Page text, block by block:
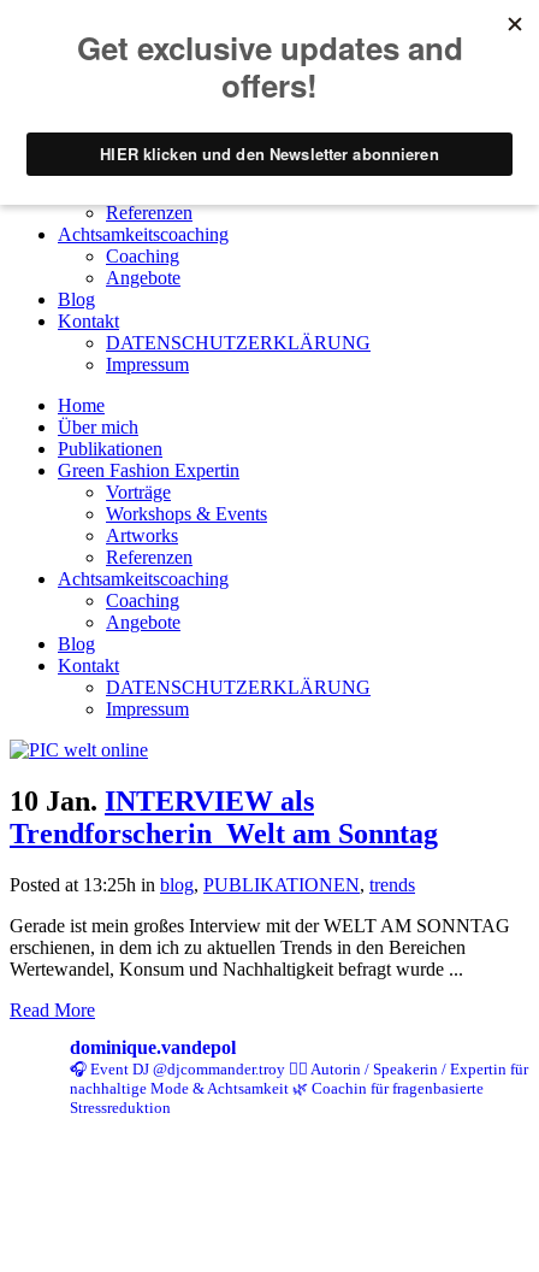
Home
Vorträge
Referenzen
Achtsamkeitscoaching
Coaching
Angebote
Blog
Kontakt
DATENSCHUTZERKLÄRUNG
Impressum
Home
Über mich
Publikationen
Green Fashion Expertin
Vorträge
Workshops & Events
Artworks
Referenzen
Achtsamkeitscoaching
Coaching
Angebote
Blog
Kontakt
DATENSCHUTZERKLÄRUNG
Impressum
10 Jan. INTERVIEW als
Trendforscherin_Welt am Sonntag
Posted at 13:25h in blog, PUBLIKATIONEN, trends
Gerade ist mein großes Interview mit der WELT AM SONNTAG
erschienen, in dem ich zu aktuellen Trends in den Bereichen
Wertewandel, Konsum und Nachhaltigkeit befragt wurde ...
Read More
dominique.vandepol
🎧 Event DJ @djcommander.troy ✍🏻 Autorin / Speakerin / Expertin für
nachhaltige Mode & Achtsamkeit 🌿 Coachin für fragenbasierte
Stressreduktion